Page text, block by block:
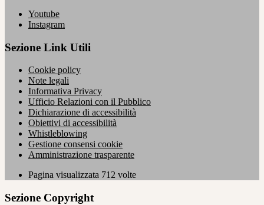
Youtube
Instagram
Sezione Link Utili
Cookie policy
Note legali
Informativa Privacy
Ufficio Relazioni con il Pubblico
Dichiarazione di accessibilità
Obiettivi di accessibilità
Whistleblowing
Gestione consensi cookie
Amministrazione trasparente
Pagina visualizzata 712 volte
Sezione Copyright